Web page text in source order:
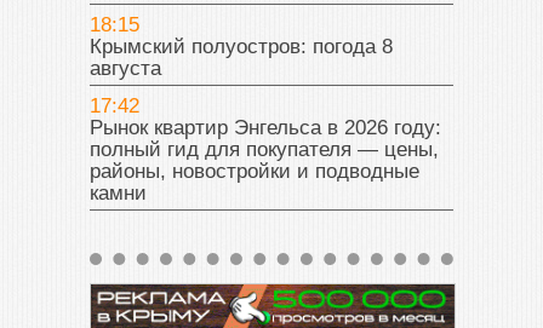
18:15
Крымский полуостров: погода 8
августа
17:42
Рынок квартир Энгельса в 2026 году:
полный гид для покупателя — цены,
районы, новостройки и подводные
камни